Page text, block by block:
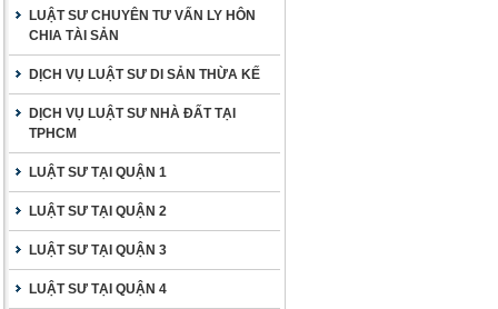
LUẬT SƯ CHUYÊN TƯ VẤN LY HÔN
CHIA TÀI SẢN
DỊCH VỤ LUẬT SƯ DI SẢN THỪA KẾ
DỊCH VỤ LUẬT SƯ NHÀ ĐẤT TẠI
TPHCM
LUẬT SƯ TẠI QUẬN 1
LUẬT SƯ TẠI QUẬN 2
LUẬT SƯ TẠI QUẬN 3
LUẬT SƯ TẠI QUẬN 4